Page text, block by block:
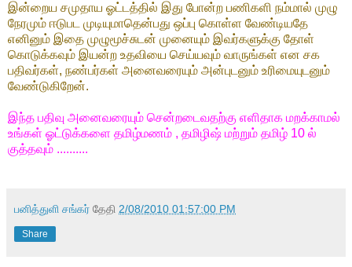
இன்றைய சமுதாய ஓட்டத்தில் இது போன்ற பணிகளி நம்மால் முழு
நேரமும் ஈடுபட முடியுமாதென்பது ஒப்பு கொள்ள வேண்டியதே
எனினும் இதை முழுமூச்சுடன் முனையும் இவர்களுக்கு தோள்
கொடுக்கவும் இயன்ற உதவியை செய்யவும் வாருங்கள் என சக
பதிவர்கள், நண்பர்கள் அனைவரையும் அன்புடனும் உரிமையுடனும்
வேண்டுகிறேன்.
இந்த பதிவு அனைவரையும் சென்றடைவதற்கு எளிதாக மறக்காமல்
உங்கள் ஓட்டுக்களை தமிழ்மணம் , தமிழிஷ் மற்றும் தமிழ் 10 ல்
குத்தவும் ..........
பனித்துளி சங்கர் தேதி 2/08/2010 01:57:00 PM
Share